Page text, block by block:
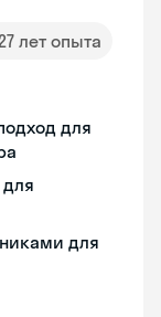
лет опыта
для
для